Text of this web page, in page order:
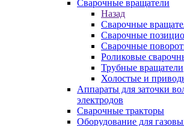
Сварочные вращатели
Назад
Сварочные
Сварочные
Сварочные
Роликовые
Трубные вращатели
Холостые и
Аппараты для заточки
электродов
Сварочные тракторы
Оборудование для